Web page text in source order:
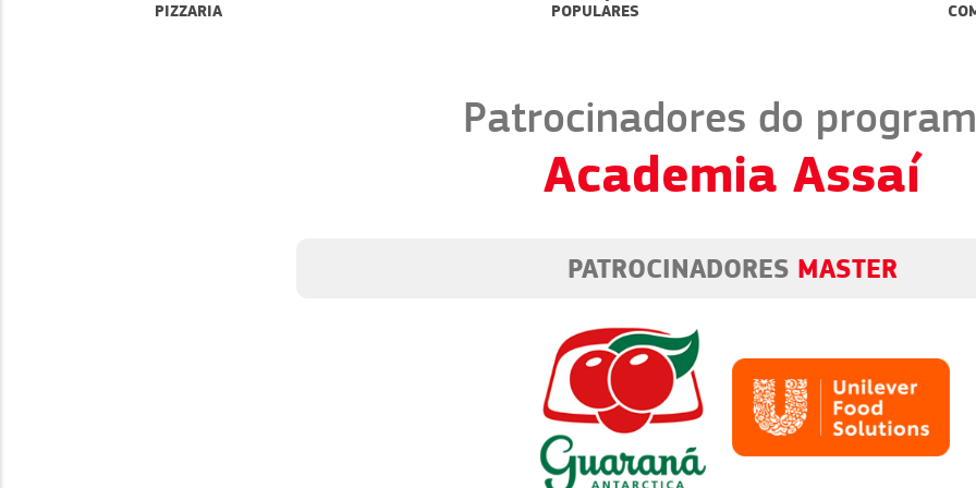
PIZZARIA
POPULARES
COM AS
Patrocinadores do
Academia Assaí
PATROCINADORES MASTER